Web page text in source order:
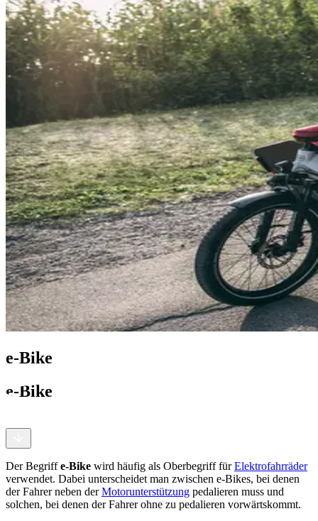
e-Bike
e-Bike
Der Begriffe-Bike wird häufig als Oberbegriff fürElektrofahrräder
verwendet. Dabei unterscheidet man zwischen e-Bikes, bei denen
der Fahrer neben derMotorunterstützung pedalieren muss und
solchen, bei denen der Fahrer ohne zu pedalieren vorwärtskommt.